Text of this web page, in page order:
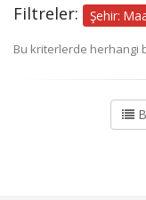
Filtreler: Şehir:
Bu kriterlerde herhangi